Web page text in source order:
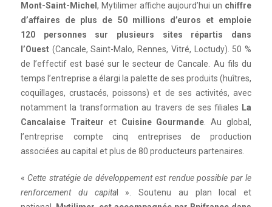
Mont-Saint-Michel , Mytilimer affiche aujourd’hui un chiffre
d’affaires de plus de 50 millions d’euros et emploie
120 personnes sur plusieurs sites répartis dans
l’Ouest (Cancale, Saint-Malo, Rennes, Vitré, Loctudy). 50 %
de l’effectif est basé sur le secteur de Cancale. Au fils du
temps l’entreprise a élargi la palette de ses produits (huîtres,
coquillages, crustacés, poissons) et de ses activités, avec
notamment la transformation au travers de ses filiales La
Cancalaise Traiteur et Cuisine Gourmande. Au global,
l’entreprise compte cinq entreprises de production
associées au capital et plus de 80 producteurs partenaires.
« Cette stratégie de développement est rendue possible par le
renforcement du capital ». Soutenu au plan local et